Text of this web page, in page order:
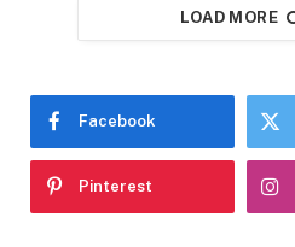
LOAD MORE
Facebook
Pinterest